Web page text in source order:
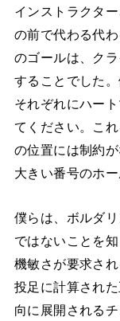
インストラクタ
の前で代わる代
のゴールは、ク
することでした
それぞれにハー
てください。こ
の位置には制約
大きい番号のホ
僕らは、ボルダ
ではないことを
機敏さが要求さ
投足に計算され
向に展開される